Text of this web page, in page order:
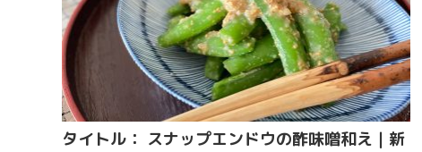
タイトル： スナップエンドウの酢味噌和え｜新